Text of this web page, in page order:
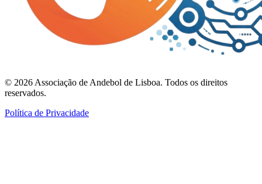
© 2026 Associação de Andebol de Lisboa. Todos os direitos
reservados.
Política de Privacidade